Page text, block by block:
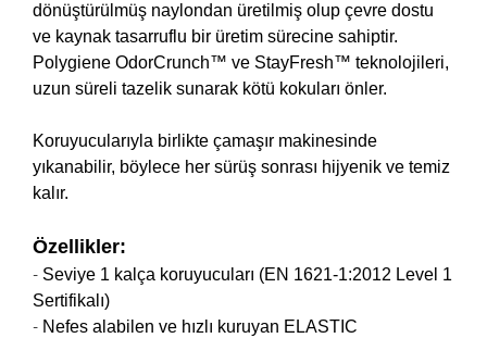
dönüştürülmüş naylondan üretilmiş olup çevre dostu
ve kaynak tasarruflu bir üretim sürecine sahiptir.
Polygiene OdorCrunch™ ve StayFresh™ teknolojileri,
uzun süreli tazelik sunarak kötü kokuları önler.
Koruyucularıyla birlikte çamaşır makinesinde
yıkanabilir, böylece her sürüş sonrası hijyenik ve temiz
kalır.
Özellikler:
- Seviye 1 kalça koruyucuları (EN 1621-1:2012 Level 1
Sertifikalı)
- Nefes alabilen ve hızlı kuruyan ELASTIC